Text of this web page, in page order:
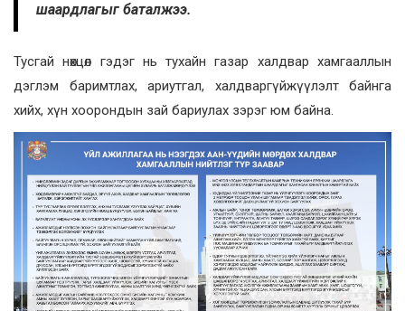
шаардлагыг баталжээ.
Тусгай нөхцөл гэдэг нь тухайн газар халдвар хамгааллын
дэглэм баримтлах, ариутгал, халдваргүйжүүлэлт байнга
хийх, хүн хоорондын зай бариулах зэрэг юм байна.